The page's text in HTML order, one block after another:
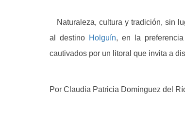
Naturaleza, cultura y tradición, sin
al destino Holguín, en la
cautivados por un litoral que invita a
Por Claudia Patricia Domínguez del